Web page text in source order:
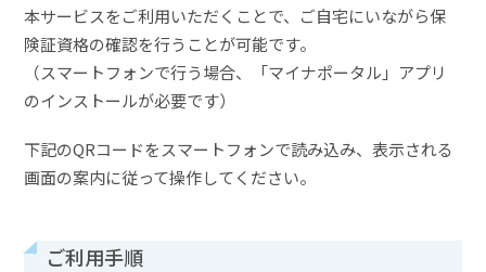
本サービスをご利用いただくことで、ご自宅にいながら保
険証資格の確認を行うことが可能です。
（スマートフォンで行う場合、「マイナポータル」アプリ
のインストールが必要です）
下記のQRコードをスマートフォンで読み込み、表示される
画面の案内に従って操作してください。
ご利用手順